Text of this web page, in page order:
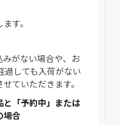
す。
みがない場合や、お
過しても入荷がない
ていただきます。
と「予約中」または
場合